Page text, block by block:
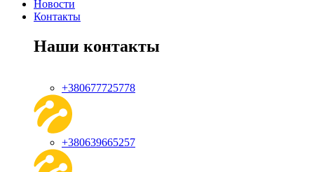
Новости
Контакты
Наши контакты
+380677725778
+380639665257